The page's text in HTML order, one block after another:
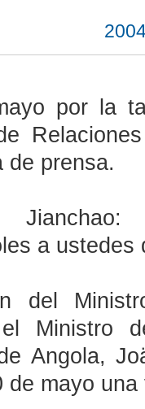
por la
de prensa.
a ustedes
del
el Ministro
Angola,
de mayo